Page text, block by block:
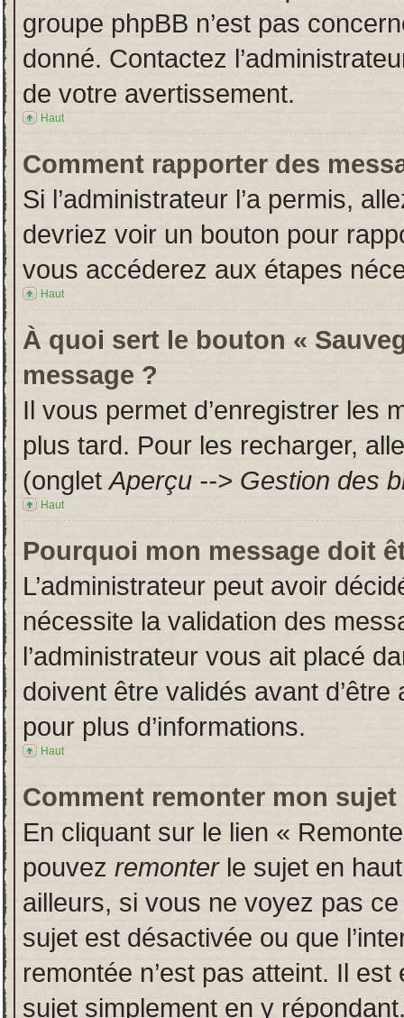
groupe phpBB n’est pas
donné. Contactez
de votre avertissement.
Haut
Comment rapporter des
Si l’administrateur l’a permis,
devriez voir un bouton pour
vous accéderez aux étapes
Haut
À quoi sert le bouton «
message ?
Il vous permet d’enregistrer les
plus tard. Pour les recharger,
(ongletAperçu --> Gestion des
Haut
Pourquoi mon message doit
L’administrateur peut avoir
nécessite la validation des
l’administrateur vous ait placé
doivent être validés avant
pour plus d’informations.
Haut
Comment remonter mon sujet
En cliquant sur le lien «
pouvez remonterle sujet en
ailleurs, si vous ne voyez pas
sujet est désactivée ou que
remontée n’est pas atteint. Il
sujet simplement en y